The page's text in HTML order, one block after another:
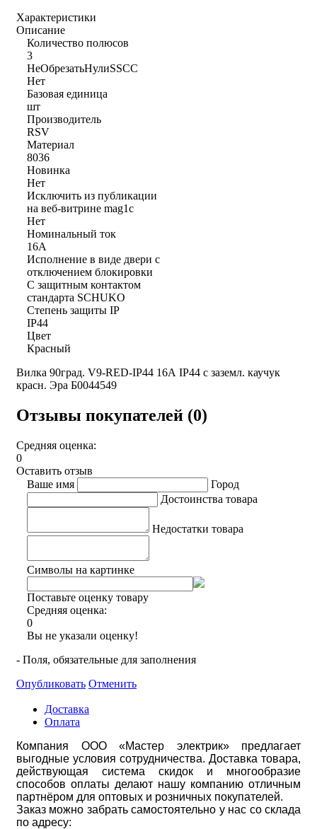
Характеристики
Описание
Количество полюсов
3
НеОбрезатьНулиSSCC
Нет
Базовая единица
шт
Производитель
RSV
Материал
8036
Новинка
Нет
Исключить из публикации
на веб-витрине mag1c
Нет
Номинальный ток
16А
Исполнение в виде двери с
отключением блокировки
С защитным контактом
стандарта SCHUKO
Степень защиты IP
IP44
Цвет
Красный
Вилка 90град. V9-RED-IP44 16А IP44 с заземл. каучук
красн. Эра Б0044549
Отзывы покупателей (0)
Средняя оценка:
0
Оставить отзыв
Ваше имя
Город
Достоинства товара
Недостатки товара
Символы на картинке
Поставьте оценку товару
Средняя оценка:
0
Вы не указали оценку!
- Поля, обязательные для заполнения
Опубликовать Отменить
Доставка
Оплата
Компания ООО «Мастер электрик» предлагает
выгодные условия сотрудничества. Доставка товара,
действующая система скидок и многообразие
способов оплаты делают нашу компанию отличным
партнёром для оптовых и розничных покупателей.
Заказ можно забрать самостоятельно у нас со склада
по адресу: